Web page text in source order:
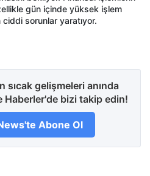
gün içinde yüksek işlem
sorunlar yaratıyor.
sıcak gelişmeleri anında
Haberler'de bizi takip edin!
Abone Ol